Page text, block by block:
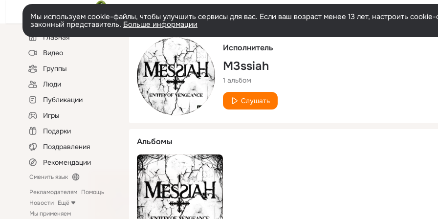
Мы используем cookie-файлы, чтобы улучшить сервисы для вас. Если ваш возраст менее 13 лет, настроить
законный представитель. Больше информации
Левая
колонкаГлавная
Видео
Группы
Люди
Публикации
Игры
Подарки
Поздравления
Рекомендации
Сменить язык
Рекламодателям Помощь
Новости Ещё
Мы применяем
Исполнитель
M3ssiah
1 альбом
Слушать
Альбомы